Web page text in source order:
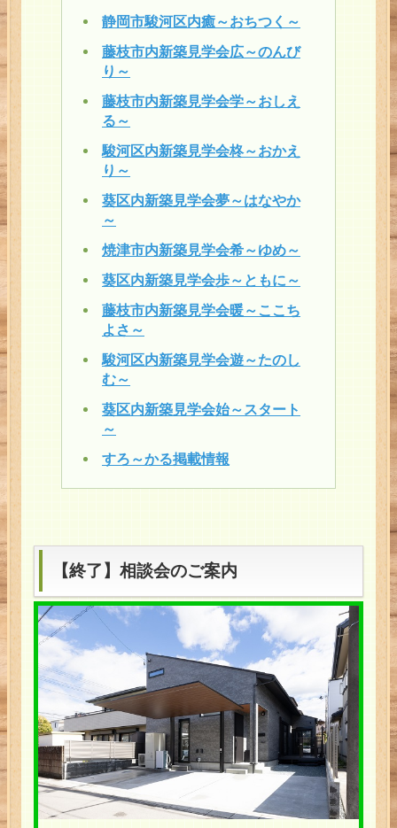
静岡市駿河区内癒～おちつく～
藤枝市内新築見学会広～のんび
り～
藤枝市内新築見学会学～おしえ
る～
駿河区内新築見学会柊～おかえ
り～
葵区内新築見学会夢～はなやか
～
焼津市内新築見学会希～ゆめ～
葵区内新築見学会歩～ともに～
藤枝市内新築見学会暖～ここち
よさ～
駿河区内新築見学会遊～たのし
む～
葵区内新築見学会始～スタート
～
すろ～かる掲載情報
【終了】相談会のご案内